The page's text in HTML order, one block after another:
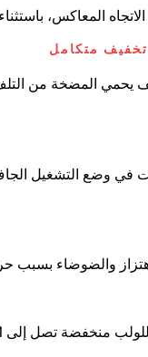
المعاكس،
متكامل
يحمي المضخة من
وضع التشغيل
والضوضاء بسبب